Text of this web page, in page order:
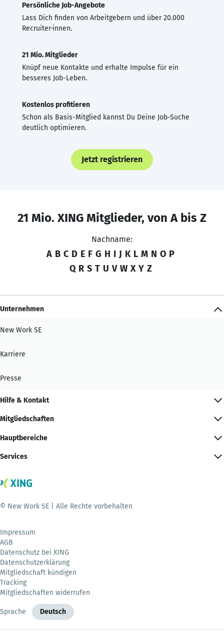
Persönliche Job-Angebote
Lass Dich finden von Arbeitgebern und über 20.000
Recruiter·innen.
21 Mio. Mitglieder
Knüpf neue Kontakte und erhalte Impulse für ein
besseres Job-Leben.
Kostenlos profitieren
Schon als Basis-Mitglied kannst Du Deine Job-Suche
deutlich optimieren.
Jetzt registrieren
21 Mio. XING Mitglieder, von A bis Z
Nachname:
A B C D E F G H I J K L M N O P
Q R S T U V W X Y Z
Unternehmen
New Work SE
Karriere
Presse
Hilfe & Kontakt
Mitgliedschaften
Hauptbereiche
Services
© New Work SE | Alle Rechte vorbehalten
Impressum
AGB
Datenschutz bei XING
Datenschutzerklärung
Mitgliedschaft kündigen
Tracking
Mitgliedschaften widerrufen
Sprache Deutsch